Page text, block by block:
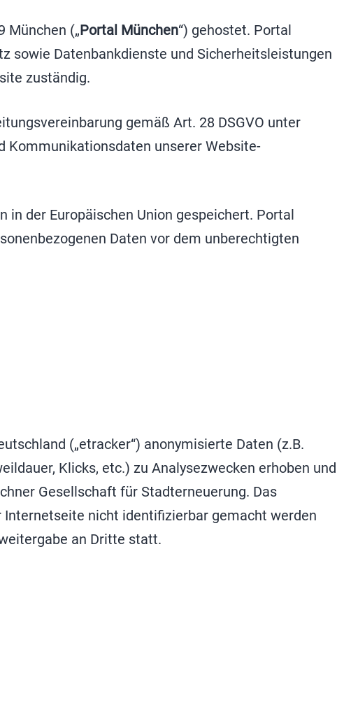
München („Portal München“) gehostet. Portal
sowie Datenbankdienste und Sicherheitsleistungen
zuständig.
gemäß Art. 28 DSGVO unter
Kommunikationsdaten unserer Website-
in der Europäischen Union gespeichert. Portal
Daten vor dem unberechtigten
(„etracker“) anonymisierte Daten (z.B.
Klicks, etc.) zu Analysezwecken erhoben und
Gesellschaft für Stadterneuerung. Das
nicht identifizierbar gemacht werden
an Dritte statt.